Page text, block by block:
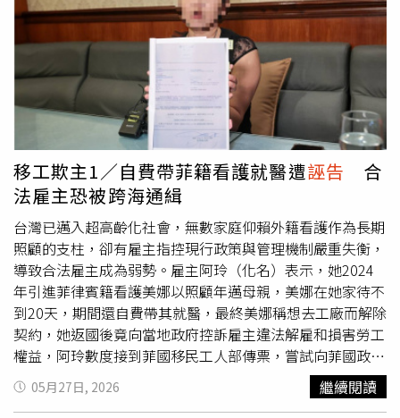
移工欺主1／自費帶菲籍看護就醫遭誣告 合
法雇主恐被跨海通緝
台灣已邁入超高齡化社會，無數家庭仰賴外籍看護作為長期
照顧的支柱，卻有雇主指控現行政策與管理機制嚴重失衡，
導致合法雇主成為弱勢。雇主阿玲（化名）表示，她2024
年引進菲律賓籍看護美娜以照顧年邁母親，美娜在她家待不
到20天，期間還自費帶其就醫，最終美娜稱想去工廠而解除
契約，她返國後竟向當地政府控訴雇主違法解雇和損害勞工
權益，阿玲數度接到菲國移民工人部傳票，嘗試向菲國政府
解釋卻未獲回應，恐遭跨海通緝。「合法雇主真的很弱勢，
一切都照法規走，最終卻沒有人保護我們。」阿玲回憶，因
05月27日, 2026 繼續閱讀